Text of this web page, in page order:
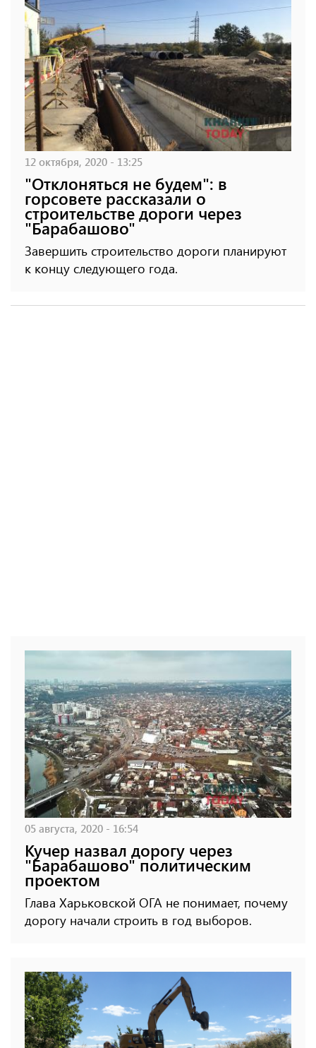
12 октября, 2020 - 13:25
"Отклоняться не будем": в
горсовете рассказали о
строительстве дороги через
"Барабашово"
Завершить строительство дороги планируют
к концу следующего года.
05 августа, 2020 - 16:54
Кучер назвал дорогу через
"Барабашово" политическим
проектом
Глава Харьковской ОГА не понимает, почему
дорогу начали строить в год выборов.